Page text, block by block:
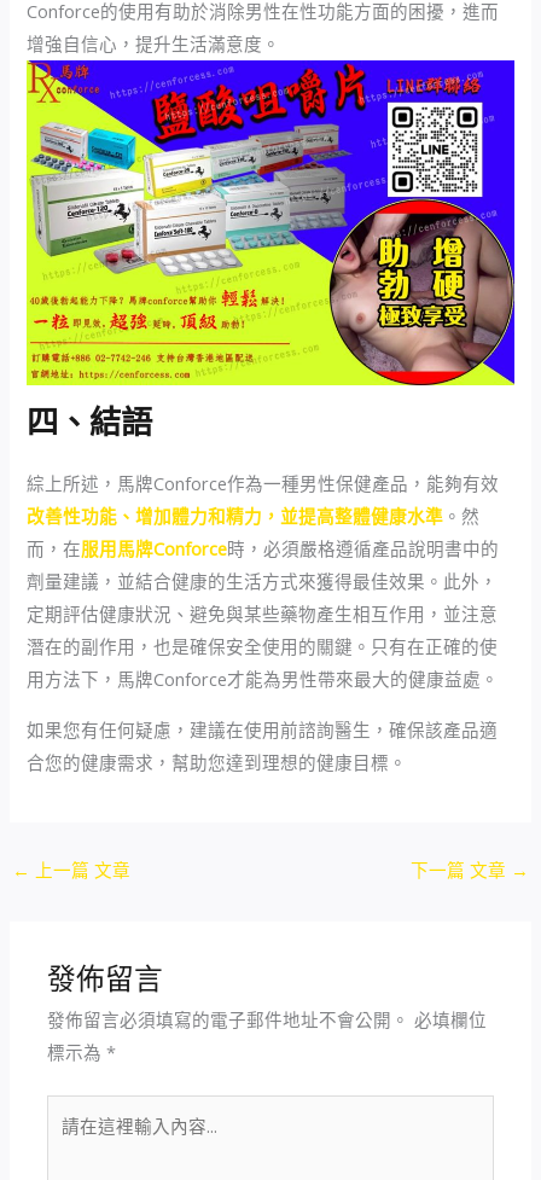
Conforce的使用有助於消除男性在性功能方面的困擾，進而
增強自信心，提升生活滿意度。
四、結語
綜上所述，馬牌Conforce作為一種男性保健產品，能夠有效
改善性功能、增加體力和精力，並提高整體健康水準 。然
而，在服用馬牌Conforce時，必須嚴格遵循產品說明書中的
劑量建議，並結合健康的生活方式來獲得最佳效果。此外，
定期評估健康狀況、避免與某些藥物產生相互作用，並注意
潛在的副作用，也是確保安全使用的關鍵。只有在正確的使
用方法下，馬牌Conforce才能為男性帶來最大的健康益處。
如果您有任何疑慮，建議在使用前諮詢醫生，確保該產品適
合您的健康需求，幫助您達到理想的健康目標。
← 上一篇 文章 下一篇 文章 →
發佈留言
發佈留言必須填寫的電子郵件地址不會公開。 必填欄位
標示為*
在